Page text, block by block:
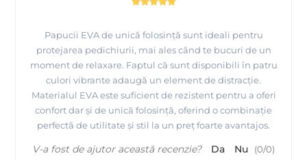
Papucii EVA de unică folosință sunt ideali pentru
protejarea pedichiurii, mai ales când te bucuri de un
moment de relaxare. Faptul că sunt disponibili în patru
culori vibrante adaugă un element de distracție.
Materialul EVA este suficient de rezistent pentru a oferi
confort dar și de unică folosință, oferind o combinație
perfectă de utilitate și stil la un preț foarte avantajos.
V-a fost de ajutor această recenzie? Da Nu (0/0)